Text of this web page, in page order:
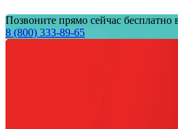
Позвоните прямо сейчас бесплатно
8 (800) 333-89-65